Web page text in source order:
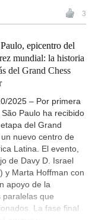
3
epicentro del
mundial: la historia
del Grand Chess
2025 – Por primera
São Paulo ha recibido
del Grand
nuevo centro de
Latina. El evento,
de Davy D. Israel
y Marta Hoffman con
apoyo de la
paralelas que
La fase final